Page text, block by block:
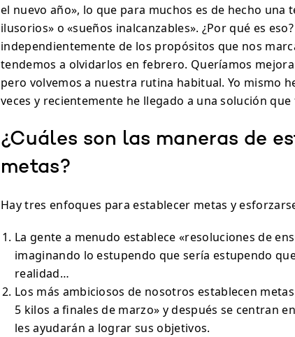
el nuevo año», lo que para muchos es de hecho una
ilusorios» o «sueños inalcanzables». ¿Por qué es
independientemente de los propósitos que nos
tendemos a olvidarlos en febrero. Queríamos
pero volvemos a nuestra rutina habitual. Yo mismo
veces y recientemente he llegado a una solución que
¿Cuáles son las maneras de
metas?
Hay tres enfoques para establecer metas y
La gente a menudo establece «resoluciones de
imaginando lo estupendo que sería estupendo
realidad…
Los más ambiciosos de nosotros establecen
5 kilos a finales de marzo» y después se centran
les ayudarán a lograr sus objetivos.